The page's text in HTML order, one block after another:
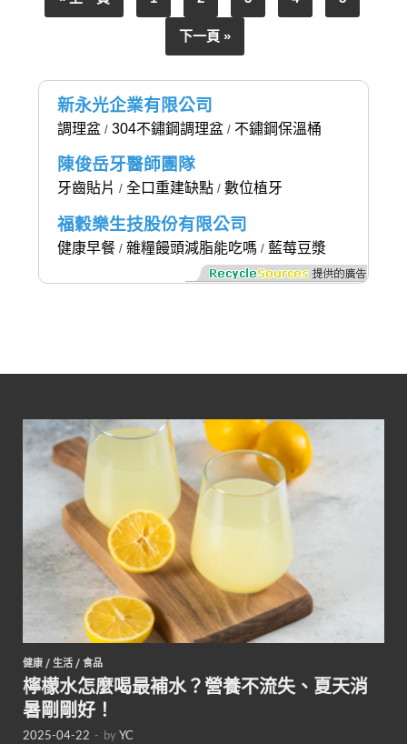
下一頁 »
新永光企業有限公司
調理盆/ 304不鏽鋼調理盆/ 不鏽鋼保溫桶
陳俊岳牙醫師團隊
牙齒貼片 / 全口重建缺點/ 數位植牙
福穀樂生技股份有限公司
健康早餐/ 雜糧饅頭減脂能吃嗎 / 藍莓豆漿
健康 / 生活 / 食品
檸檬水怎麼喝最補水？營養不流失、夏天消
暑剛剛好！
2025-04-22 - byYC